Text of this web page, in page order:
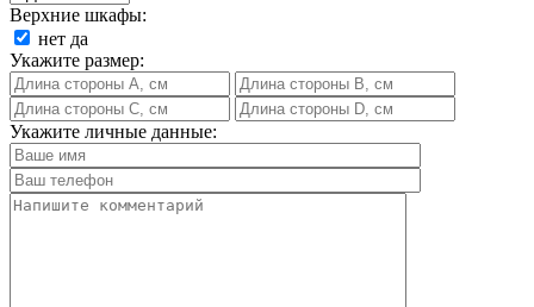
Верхние шкафы:
нет да
Укажите размер:
Укажите личные данные: